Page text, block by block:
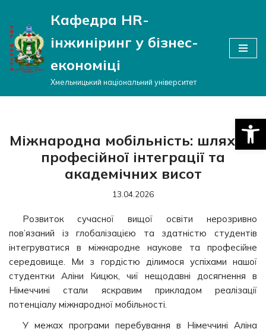
Перейти
до
вмісту
Кафедра HR-
інжиніринг у бізнес-
економіці
Хмельницький національний університет
Міжнародна мобільність: шлях до
професійної інтеграції та
академічних висот
13.04.2026
Розвиток сучасної вищої освіти нерозривно
пов’язаний із глобалізацією та здатністю студентів
інтегруватися в міжнародне наукове та професійне
середовище. Ми з гордістю ділимося успіхами нашої
студентки Аліни Кицюк, чиї нещодавні досягнення в
Німеччині стали яскравим прикладом реалізації
потенціалу міжнародної мобільності.
У межах програми перебування в Німеччині Аліна